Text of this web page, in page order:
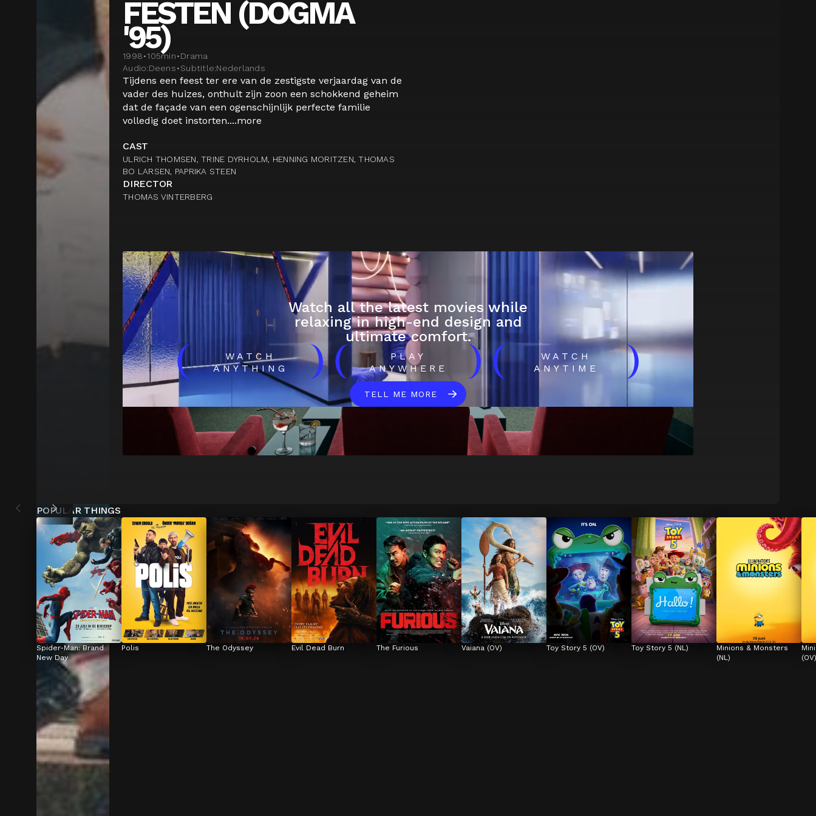
FESTEN (DOGMA
'95)
1998•105min•Drama
Audio:Deens•Subtitle:Nederlands
Tijdens een feest ter ere van de zestigste verjaardag van de
vader des huizes, onthult zijn zoon een schokkend geheim
dat de façade van een ogenschijnlijk perfecte familie
volledig doet instorten....more
CAST
ULRICH THOMSEN, TRINE DYRHOLM, HENNING MORITZEN, THOMAS
BO LARSEN, PAPRIKA STEEN
DIRECTOR
THOMAS VINTERBERG
Watch all the latest movies while
relaxing in high-end design and
ultimate comfort.
(
WATCH
ANYTHING
) (
PLAY
ANYWHERE
) (
WATCH
ANYTIME
)
TELL ME MORE
POPULAR THINGS
Spider-Man: Brand
New Day
Polis The Odyssey Evil Dead Burn The Furious Vaiana (OV) Toy Story 5 (OV) Toy Story 5 (NL)
Minions & Monsters
(NL)
(OV)